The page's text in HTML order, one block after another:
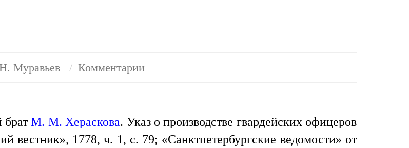
Муравьев Комментарии
братM. M. Хераскова. Указ о производстве гвардейских офицеров
вестник», 1778, ч. 1, с. 79; «Санктпетербургские ведомости» от